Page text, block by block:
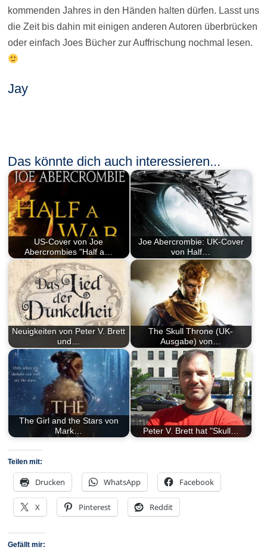
kommenden Jahres in den Händen halten dürfen. Lasst uns
die Zeit bis dahin mit einigen anderen Autoren überbrücken
oder einfach Joes Bücher zur Auffrischung nochmal lesen.
Jay
Das könnte dich auch interessieren...
US-Cover von Joe
Abercrombies "Half a…
Joe Abercrombie: UK-Cover
von Half…
Neuigkeiten von Peter V. Brett
und…
The Skull Throne (UK-
Ausgabe) von…
The Girl and the Stars von
Mark…
Peter V. Brett hat "Skull…
Teilen mit:
Drucken WhatsApp Facebook
X Pinterest Reddit
Gefällt mir: